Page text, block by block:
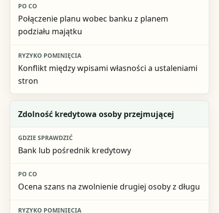
Połączenie planu wobec banku z planem
podziału majątku
Konflikt między wpisami własności a ustaleniami
stron
Zdolność kredytowa osoby przejmującej
Bank lub pośrednik kredytowy
Ocena szans na zwolnienie drugiej osoby z długu